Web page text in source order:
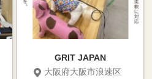
GRIT JAPAN
大阪府大阪市浪速区